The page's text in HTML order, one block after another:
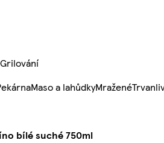
Grilování
Maso a lahůdkyMražené
bílé suché 750ml